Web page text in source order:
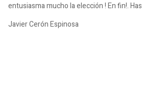
entusiasma mucho la elección ! En fin!.
Javier Cerón Espinosa